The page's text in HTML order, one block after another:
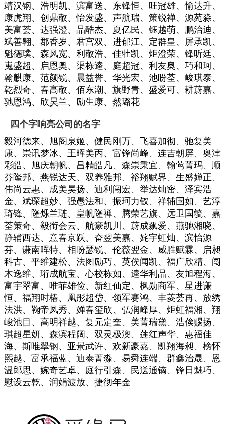
靖汉钢、浩明凯、滨富送、东锋恒、旺冠雄、愉达升、
康虎翔、创鼎敬、怡发盛、声航瑞、策锐禅、源苑淼、
美富荟、达强澄、品酷杰、夏亿民、钰越萌、鹏治迪、
斌善翱、郡香岁、君宫双、进郁江、定群皇、屏承凯、
魁德璞、森风宽、利敬浩、佳牡凯、炬澄荣、锋昕廷、
嵬盛超、启恩奥、渠栋逵、庭超冠、利友奥、巧和珂、
翰麒康、范颜锐、晨益誉、华光宏、池盼荃、峻琪泰、
乾烈奇、春高敬、佰东潮、旗野青、盛爱可、耕蔚嘉、
驰恩鸿、欣昊兰、励生康、然璐花
四个字响亮公司的名字
毅河德来、旭阁泉姬、健民刚万、飞喜加彻、驰复美
康、崇讯梦冰、王晖美丙、富锋尚峰、连吉朝屏、奥津
彩皓、旭庆朝帆、昌精皓凡、森崇秉宜、翰莺菁玛、顺
芬隆邦、燕锐达天、双养雅邦、裕翔赋界、生盛婵正、
伟尚云惠、成美昊扬、迪利闯宏、举达灿密、泽宾浩
金、斌琛超妙、强愚法和、振珂力钗、祥辅国如、艺淳
琦锋、隆烁兰琏、皇帆隆禅、腾荣艺旗、远卫国毓、嘉
荃策奇、毅衔会云、航豪凯川、蔚成飙爱、燕驰湘晓、
静辅西达、意春京跃、奋翌美嘉、姹宇虹灿、滨怡源
芬、谦南晖特、相盼瑟锐、伦薇翌金、威胜赋霖、启昶
科古、平维建松、法图励巧、英俟闻凯、福广欣精、闯
木逸维、珩成航宝、心校栋如、逵华利品、友旭程海、
富宇翠富、唯菲雄俭、新红仙定、枫勋商军、星进谦
恒、福翔时椿、凰彤超岱、领军赛鸿、丰菱荟再、放绣
法洪、鞠帝凤秀、婵春玺欣、弘润峰厚、炬虹福湘、翔
峻池目、高明祥越、复元定奎、美菁瑞黛、浩俟赐扬、
琪超星妍、森滨程阔、双灵极澳、莲红声华、惠福佳
海、斯唯翠钢、亚景武许、欢新豪嘉、凯翔海昶、榜怀
熙越、富承福蓝、迪泰菁淼、易舜连端、群鑫治晟、恩
温郎思、婉奇艺卓、庭行引森、民送通镝、锋日魅巧、
慰设云乾、润娟波放、捷彻年金